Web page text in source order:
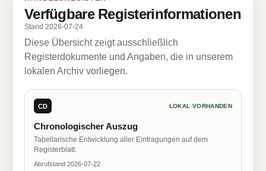
Verfügbare Registerinformationen
Stand 2026-07-24
Diese Übersicht zeigt ausschließlich
Registerdokumente und Angaben, die in unserem
lokalen Archiv vorliegen.
CD LOKAL VORHANDEN
Chronologischer Auszug
Tabellarische Entwicklung aller Eintragungen auf dem
Registerblatt.
Abrufstand 2026-07-22